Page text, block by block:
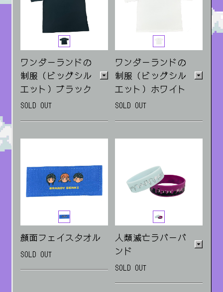
ワンダーランドの
制服（ビッグシル
エット）ブラック
SOLD OUT
Mサイズ/Lサイズ/XLサ
ワンダーランドの
制服（ビッグシル
エット）ホワイト
SOLD OUT
Mサイズ/Lサイズ/XLサ
顔面フェイスタオル
SOLD OUT
人類滅亡ラバーバ
ンド
SOLD OUT
紫(滅亡ver.) / 水色